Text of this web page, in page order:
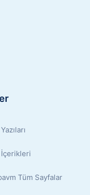
Tüm Sayfalar